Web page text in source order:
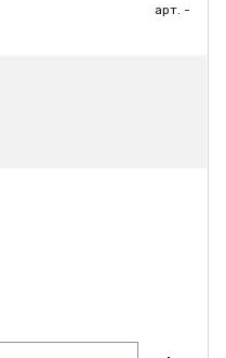
арт. -